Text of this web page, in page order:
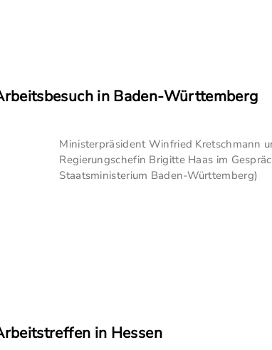
in Baden-Württemberg
Ministerpräsident Winfried Kretschmann
Regierungschefin Brigitte Haas im
Staatsministerium Baden-Württemberg)
in Hessen